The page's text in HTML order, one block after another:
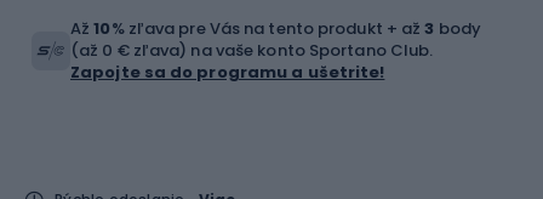
Až10% zľava pre Vás na tento produkt + až3 body
(až 0 € zľava) na vaše konto Sportano Club.
Zapojte sa do programu a ušetrite!